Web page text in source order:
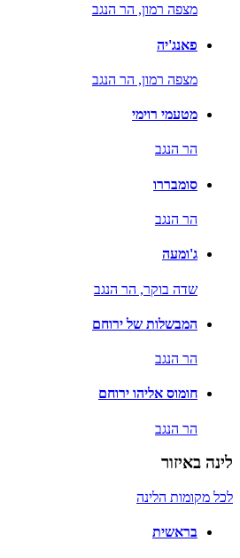
מצפה רמון, הר הנגב
פאנג'יה
מצפה רמון, הר הנגב
מטעמי רוימי
הר הנגב
סומבררו
הר הנגב
ג'ומעה
שדה בוקר, הר הנגב
המבשלות של ירוחם
הר הנגב
חומוס אליהו ירוחם
הר הנגב
לינה באיזור
לכל מקומות הלינה
בראשית